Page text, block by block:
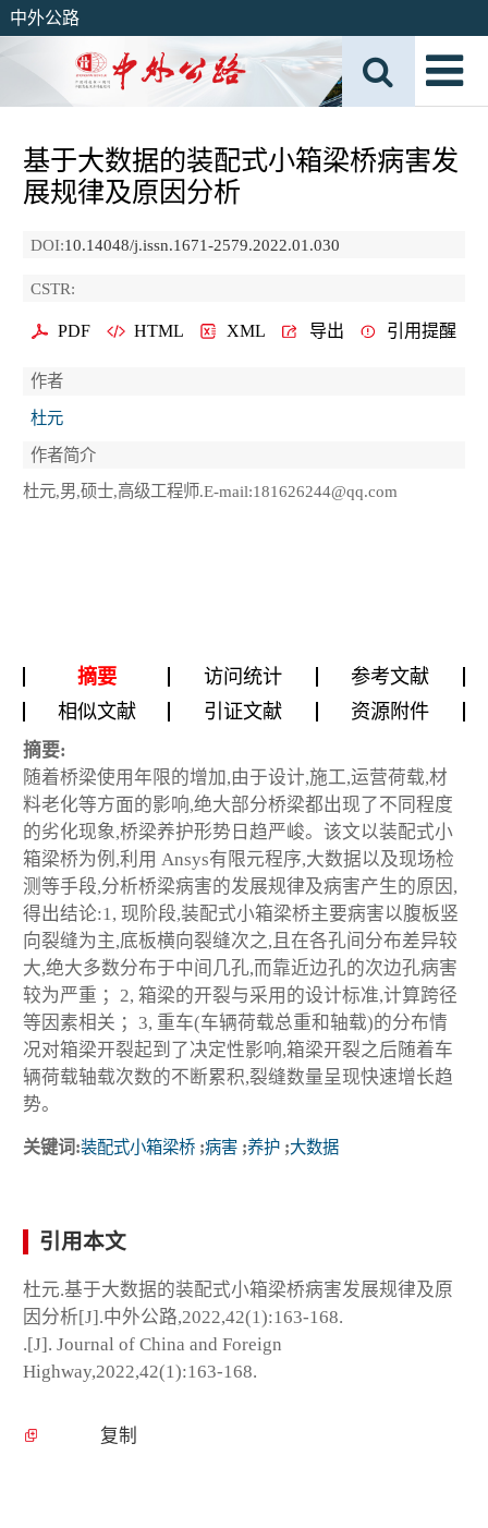
中外公路
基于大数据的装配式小箱梁桥病害发
展规律及原因分析
DOI:10.14048/j.issn.1671-2579.2022.01.030
CSTR:
PDF HTML XML 导出 引用提醒
作者
杜元
作者简介
杜元,男,硕士,高级工程师.E-mail:181626244@qq.com
摘要 访问统计
参考文献
相似文献
引证文献 资源附件
摘要:
随着桥梁使用年限的增加,由于设计,施工,运营荷载,材
料老化等方面的影响,绝大部分桥梁都出现了不同程度
的劣化现象,桥梁养护形势日趋严峻。该文以装配式小
箱梁桥为例,利用 Ansys有限元程序,大数据以及现场检
测等手段,分析桥梁病害的发展规律及病害产生的原因,
得出结论:1, 现阶段,装配式小箱梁桥主要病害以腹板竖
向裂缝为主,底板横向裂缝次之,且在各孔间分布差异较
大,绝大多数分布于中间几孔,而靠近边孔的次边孔病害
较为严重 ；2, 箱梁的开裂与采用的设计标准,计算跨径
等因素相关 ；3, 重车(车辆荷载总重和轴载)的分布情
况对箱梁开裂起到了决定性影响,箱梁开裂之后随着车
辆荷载轴载次数的不断累积,裂缝数量呈现快速增长趋
势。
关键词:装配式小箱梁桥 ;病害 ;养护 ;大数据
引用本文
杜元.基于大数据的装配式小箱梁桥病害发展规律及原
因分析[J].中外公路,2022,42(1):163-168.
.[J]. Journal of China and Foreign
Highway,2022,42(1):163-168.
复制